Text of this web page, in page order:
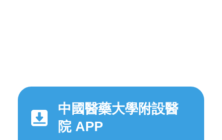
中國醫藥大學附設醫
院 APP